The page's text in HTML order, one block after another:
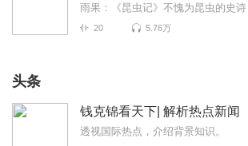
雨果：《昆虫记》不愧为昆虫的史诗
20 5.76万
头条
钱克锦看天下| 解析热点新闻
透视国际热点，介绍背景知识。